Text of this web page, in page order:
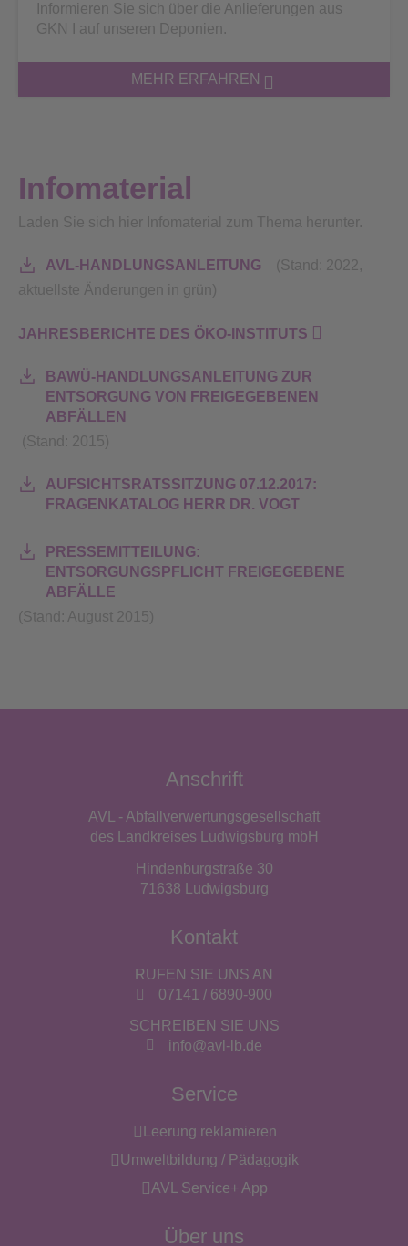
Informieren Sie sich über die Anlieferungen aus
GKN I auf unseren Deponien.
MEHR ERFAHREN
Infomaterial
Laden Sie sich hier Infomaterial zum Thema herunter.
AVL-HANDLUNGSANLEITUNG
(Stand: 2022,
aktuellste Änderungen in grün)
JAHRESBERICHTE DES ÖKO-INSTITUTS
BAWÜ-HANDLUNGSANLEITUNG ZUR
ENTSORGUNG VON FREIGEGEBENEN
ABFÄLLEN
(Stand: 2015)
AUFSICHTSRATSSITZUNG 07.12.2017:
FRAGENKATALOG HERR DR. VOGT
PRESSEMITTEILUNG:
ENTSORGUNGSPFLICHT FREIGEGEBENE
ABFÄLLE
(Stand: August 2015)
Anschrift
AVL - Abfallverwertungsgesellschaft
des Landkreises Ludwigsburg mbH
Hindenburgstraße 30
71638 Ludwigsburg
Kontakt
RUFEN SIE UNS AN
07141 / 6890-900
SCHREIBEN SIE UNS
info@avl-lb.de
Service
Leerung reklamieren
Umweltbildung / Pädagogik
AVL Service+ App
Über uns